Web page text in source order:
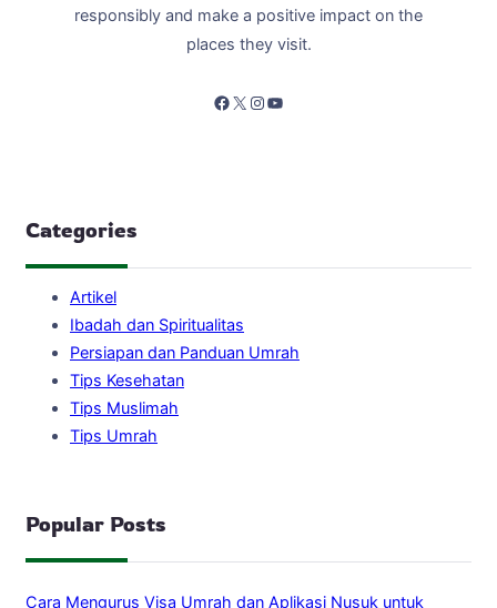
responsibly and make a positive impact on the
places they visit.
Facebook X Instagram YouTube
Categories
Artikel
Ibadah dan Spiritualitas
Persiapan dan Panduan Umrah
Tips Kesehatan
Tips Muslimah
Tips Umrah
Popular Posts
Cara Mengurus Visa Umrah dan Aplikasi Nusuk untuk